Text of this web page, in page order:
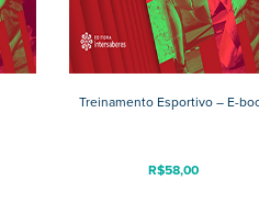
Treinamento Esportivo – E-
R$58,00